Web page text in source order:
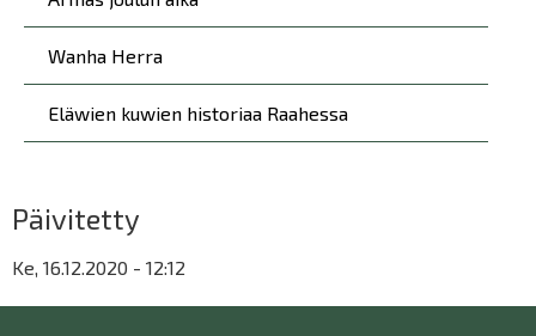
Wanha Herra
Eläwien kuwien historiaa Raahessa
Päivitetty
Ke, 16.12.2020 - 12:12